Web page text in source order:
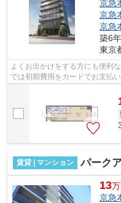
京急
京急
京急
築6
東京
よくお出かけをする方にも便利
では初期費用をカードでお支払
ションタイプの物件です。駅ま
賃貸 | マンション パーク
13
京急